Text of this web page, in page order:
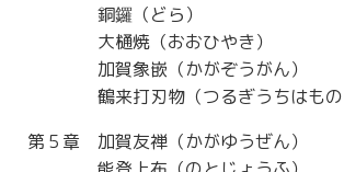
銅鑼（どら）
大樋焼（おおひやき）
加賀象嵌（かがぞうがん）
鶴来打刃物（つるぎうちはもの
第５章 加賀友禅（かがゆうぜん）